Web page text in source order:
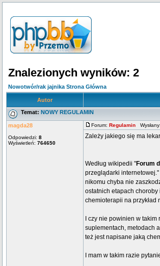
Znalezionych wyników: 2
Nowotwór/rak jajnika Strona Główna
Autor
Temat: NOWY REGULAMIN
magda28
Odpowiedzi: 8
Wyświetleń: 764650
Forum: Regulamin
Zależy jakiego się ma
Według wikipedii "Forum
przeglądarki
nikomu chyba nie
ostatnich etapach
chemioterapii na
I czy nie powinien w
suplementach, metodach
też jest napisane jaką
I mam w takim razie